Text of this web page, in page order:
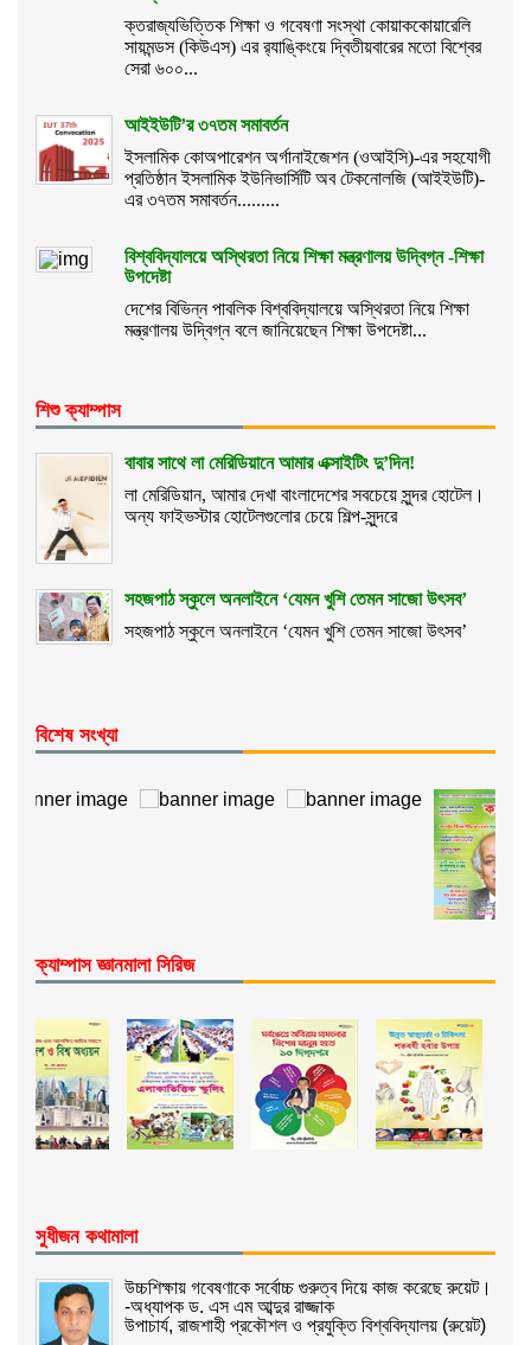
ক্তরাজ্যভিত্তিক শিক্ষা ও গবেষণা সংস্থা কোয়াককোয়ারেলি
সায়মন্ডস (কিউএস) এর র‌্যাঙ্কিংয়ে দ্বিতীয়বারের মতো বিশ্বের
সেরা ৬০০...
আইইউটি’র ৩৭তম সমাবর্তন
ইসলামিক কোঅপারেশন অর্গানাইজেশন (ওআইসি)-এর সহযোগী
প্রতিষ্ঠান ইসলামিক ইউনিভার্সিটি অব টেকনোলজি (আইইউটি)-
এর ৩৭তম সমাবর্তন.........
বিশ্ববিদ্যালয়ে অস্থিরতা নিয়ে শিক্ষা মন্ত্রণালয় উদ্বিগ্ন -শিক্ষা
উপদেষ্টা
দেশের বিভিন্ন পাবলিক বিশ্ববিদ্যালয়ে অস্থিরতা নিয়ে শিক্ষা
মন্ত্রণালয় উদ্বিগ্ন বলে জানিয়েছেন শিক্ষা উপদেষ্টা...
শিশু ক্যাম্পাস
বাবার সাথে লা মেরিডিয়ানে আমার এক্সাইটিং দু’দিন!
লা মেরিডিয়ান, আমার দেখা বাংলাদেশের সবচেয়ে সুন্দর হোটেল।
অন্য ফাইভস্টার হোটেলগুলোর চেয়ে শিল্প-সুন্দরে
সহজপাঠ স্কুলে অনলাইনে ‘যেমন খুশি তেমন সাজো উৎসব’
সহজপাঠ স্কুলে অনলাইনে ‘যেমন খুশি তেমন সাজো উৎসব’
বিশেষ সংখ্যা
ক্যাম্পাস জ্ঞানমালা সিরিজ
সুধীজন কথামালা
উচ্চশিক্ষায় গবেষণাকে সর্বোচ্চ গুরুত্ব দিয়ে কাজ করেছে রুয়েট।
-অধ্যাপক ড. এস এম আব্দুর রাজ্জাক
উপাচার্য, রাজশাহী প্রকৌশল ও প্রযুক্তি বিশ্ববিদ্যালয় (রুয়েট)